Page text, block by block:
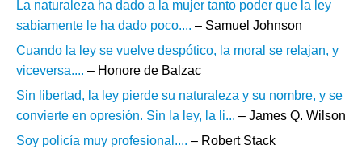
La naturaleza ha dado a la mujer tanto poder que la ley
sabiamente le ha dado poco.... – Samuel Johnson
Cuando la ley se vuelve despótico, la moral se relajan, y
viceversa.... – Honore de Balzac
Sin libertad, la ley pierde su naturaleza y su nombre, y se
convierte en opresión. Sin la ley, la li... – James Q. Wilson
Soy policía muy profesional.... – Robert Stack